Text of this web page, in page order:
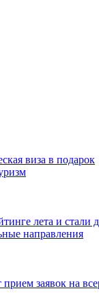
виза в подарок
лета и стали
направления
прием заявок на